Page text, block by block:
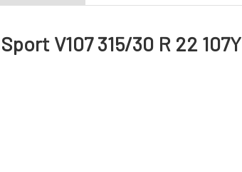
V107 315/30 R 22 107Y